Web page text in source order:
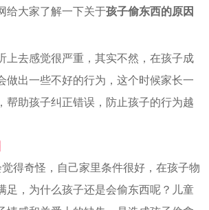
给大家了解一下关于孩子偷东西的原因
上去感觉很严重，其实不然，在孩子成
做出一些不好的行为，这个时候家长一
帮助孩子纠正错误，防止孩子的行为越
得奇怪，自己家里条件很好，在孩子物
足，为什么孩子还是会偷东西呢？儿童